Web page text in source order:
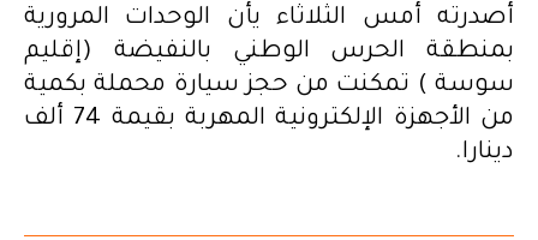
أصدرته أمس الثلاثاء يأن الوحدات المرورية
بمنطقة الحرس الوطني بالنفيضة (إقليم
سوسة ) تمكنت من حجز سيارة محملة بكمية
من الأجهزة الإلكترونية المهربة بقيمة 74 ألف
دينارا.